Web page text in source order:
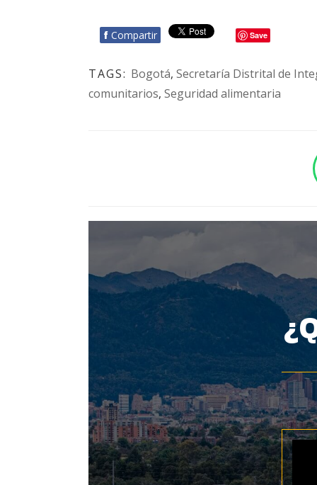
f Compartir Save
TAGS: Bogotá, Secretaría Distrital de
comunitarios, Seguridad alimentaria